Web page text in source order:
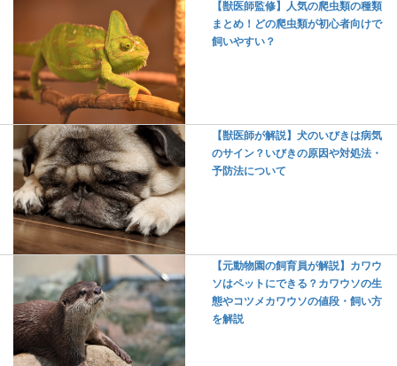
【獣医師監修】人気の爬虫類の種類
まとめ！どの爬虫類が初心者向けで
飼いやすい？
【獣医師が解説】犬のいびきは病気
のサイン？いびきの原因や対処法・
予防法について
【元動物園の飼育員が解説】カワウ
ソはペットにできる？カワウソの生
態やコツメカワウソの値段・飼い方
を解説